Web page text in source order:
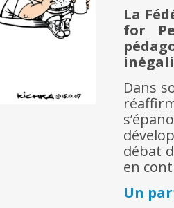
La
for
Dans
débat
en
Un